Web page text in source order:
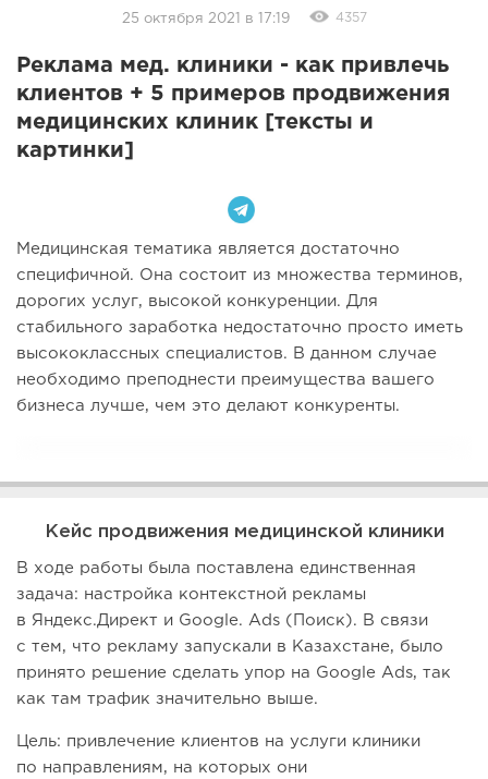
25 октября 2021 в 17:19
4357
Реклама мед. клиники - как привлечь
клиентов + 5 примеров продвижения
медицинских клиник [тексты и
картинки]
Медицинская тематика является достаточно
специфичной. Она состоит из множества терминов,
дорогих услуг, высокой конкуренции. Для
стабильного заработка недостаточно просто иметь
высококлассных специалистов. В данном случае
необходимо преподнести преимущества вашего
бизнеса лучше, чем это делают конкуренты.
Кейс продвижения медицинской клиники
В ходе работы была поставлена единственная
задача: настройка контекстной рекламы
в Яндекс.Директ и Google. Ads (Поиск). В связи
с тем, что рекламу запускали в Казахстане, было
принято решение сделать упор на Google Ads, так
как там трафик значительно выше.
Цель: привлечение клиентов на услуги клиники
по направлениям, на которых они